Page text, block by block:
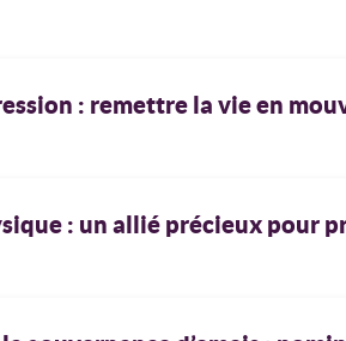
: remettre la vie en
: un allié précieux pour